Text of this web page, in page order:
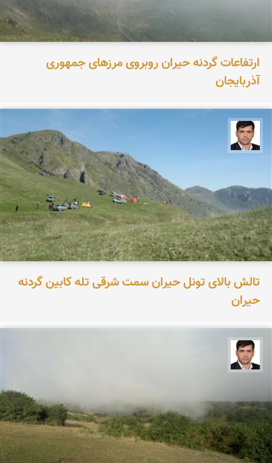
ارتفاعات گردنه حیران روبروی مرزهای جمهوری
آذربایجان
تالش بالای تونل حیران سمت شرقی تله کابین گردنه
حیران